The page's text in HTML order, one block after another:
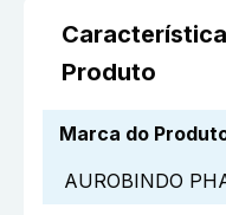
Produto
Marca do
AUROBINDO